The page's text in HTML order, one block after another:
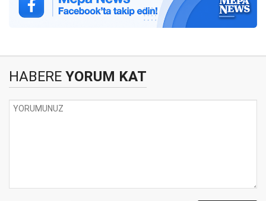
HABERE YORUM KAT